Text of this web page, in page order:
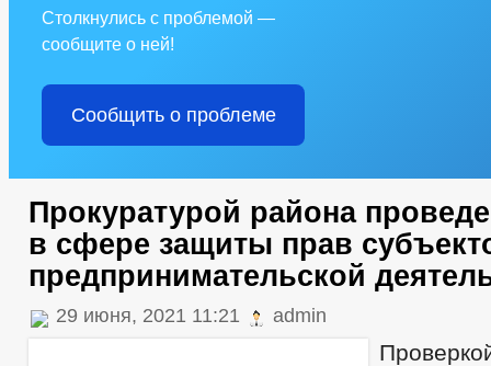
Столкнулись с проблемой —
сообщите о ней!
Сообщить о проблеме
Прокуратурой района
в сфере защиты прав
предпринимательской
29 июня, 2021 11:21 admin